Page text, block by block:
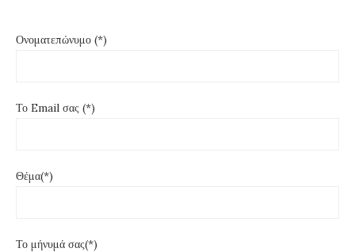
Ονοματεπώνυμο (*)
Το Email σας (*)
Θέμα(*)
Το μήνυμά σας(*)